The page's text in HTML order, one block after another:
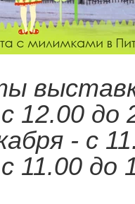
12.00 до
- с
11.00 до